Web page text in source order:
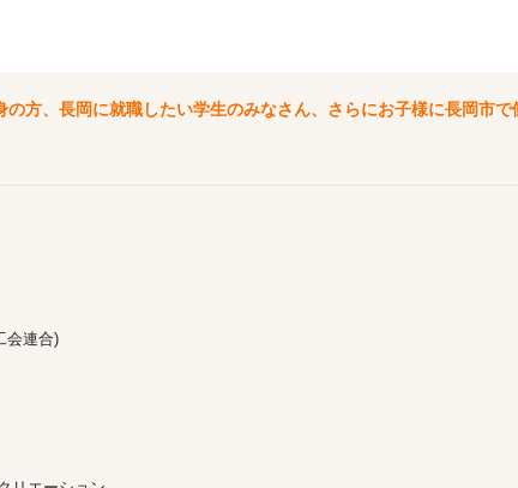
方、長岡に就職したい学生のみなさん、さらにお子様に長岡市
会連合)